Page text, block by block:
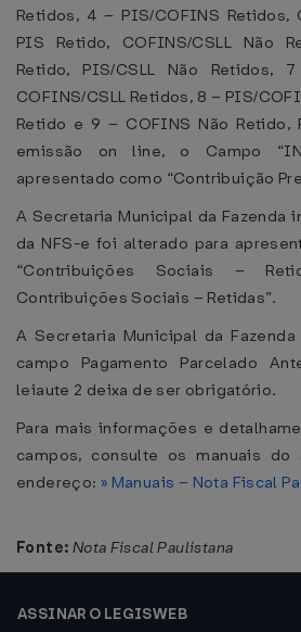
Retidos, 4 – PIS/COFINS Retidos,
PIS Retido, COFINS/CSLL Não
Retido, PIS/CSLL Não Retidos,
COFINS/CSLL Retidos, 8 – PIS/
Retido e 9 – COFINS Não Retido,
emissão on line, o Campo
apresentado como “Contribuição
A Secretaria Municipal da Fazenda
da NFS-e foi alterado para
“Contribuições Sociais –
Contribuições Sociais – Retidas”.
A Secretaria Municipal da
campo Pagamento Parcelado
leiaute 2 deixa de ser obrigatório.
Para mais informações e
campos, consulte os manuais
endereço: » Manuais – Nota Fiscal
Fonte: Nota Fiscal Paulistana
ASSINAR O LEGISWEB